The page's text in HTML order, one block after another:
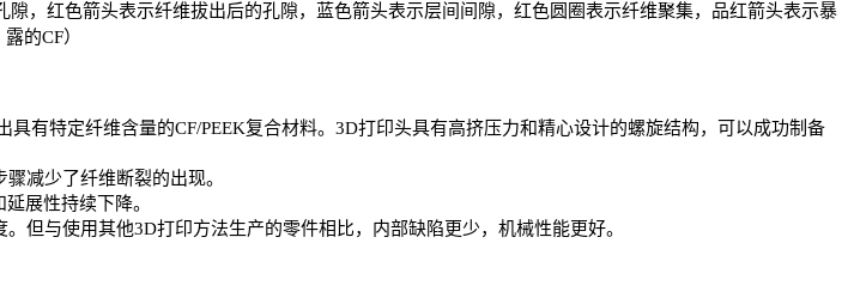
隙，红色箭头表示纤维拔出后的孔隙，蓝色箭头表示层间间隙，红色圆圈表示纤维聚集，品红箭头表示暴
露的CF）
具有特定纤维含量的CF/PEEK复合材料。 3D打印头具有高挤压力和精心设计的螺旋结构，可以成功制备
减少了纤维断裂的出现。
展性持续下降。
。但与使用其他3D打印方法生产的零件相比，内部缺陷更少，机械性能更好。